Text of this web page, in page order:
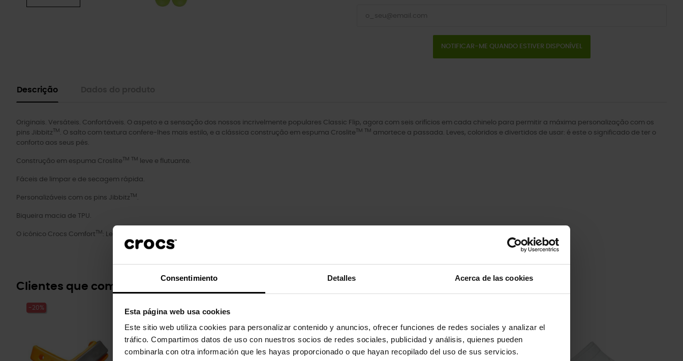
Consentimiento Detalles Acerca de las cookies
Esta página web usa cookies
Este sitio web utiliza cookies para personalizar contenido y anuncios, ofrecer funciones de redes sociales y analizar el
tráfico. Compartimos datos de uso con nuestros socios de redes sociales, publicidad y análisis, quienes pueden
combinarla con otra información que les hayas proporcionado o que hayan recopilado del uso de sus servicios.
NOTIFICAR-ME QUANDO ESTIVER DISPONÍVEL
Descrição
Originais. Versáteis. Confortáveis. O aspeto e a sensação dos nossos incrivelmente populares Classic Flip, agora com seis orifícios em cada chinelo para permitir a máxima personalização com os
pins JibbitzTM . O salto com textura confere-lhes mais estilo, e a clássica construção em espuma CrosliteTM TM amortece a passada. Leves, coloridos e divertidos de usar: é este o significado de ter o
conforto aos seus pés.
Construção em espuma CrosliteTM TM leve e flutuante.
Fáceis de limpar e de secagem rápida.
Personalizáveis com os pins JibbitzTM .
Biqueira macia de TPU.
O icónico Crocs ComfortTM : Leves. Flexíveis. Conforto de 360 graus.
Clientes que compraram este produto também compraram:
-20%